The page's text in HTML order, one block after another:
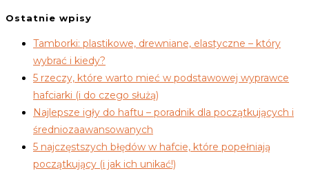
Ostatnie wpisy
Tamborki: plastikowe, drewniane, elastyczne – który
wybrać i kiedy?
5 rzeczy, które warto mieć w podstawowej wyprawce
hafciarki (i do czego służą)
Najlepsze igły do haftu – poradnik dla początkujących i
średniozaawansowanych
5 najczęstszych błędów w hafcie, które popełniają
początkujący (i jak ich unikać!)